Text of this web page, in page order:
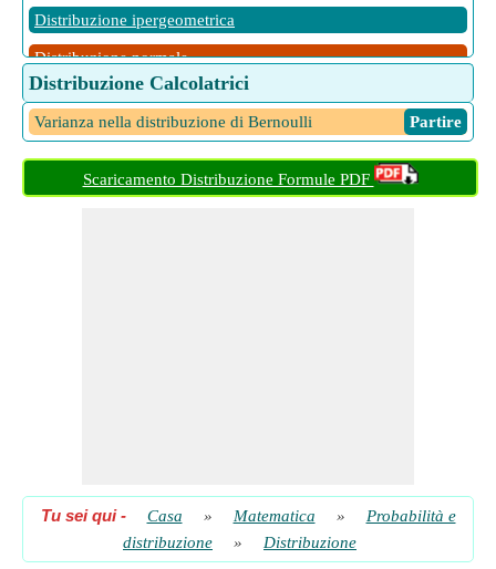
Distribuzione ipergeometrica
Distribuzione normale
Distribuzione uniforme
Distribuzione Calcolatrici
Varianza nella distribuzione di Bernoulli ​ Partire
Scaricamento Distribuzione Formule PDF
Tu sei qui- Casa » Matematica »
Probabilità e
distribuzione
» Distribuzione